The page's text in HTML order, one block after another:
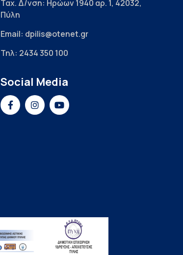
Ταχ. Δ/νση: Ηρώων 1940 αρ. 1, 42032,
Πύλη
Email: dpilis@otenet.gr
Τηλ: 2434 350 100
Social Media